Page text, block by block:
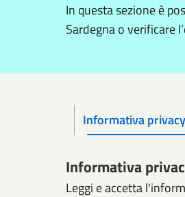
In questa sezione è
Sardegna o verificare
Informativa privacy
Informativa
Leggi e accetta